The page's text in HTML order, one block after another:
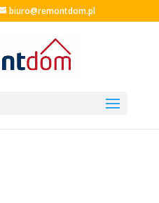
biuro@remontdom.pl